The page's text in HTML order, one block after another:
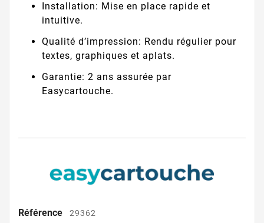
Installation: Mise en place rapide et
intuitive.
Qualité d’impression: Rendu régulier pour
textes, graphiques et aplats.
Garantie: 2 ans assurée par
Easycartouche.
Référence 29362